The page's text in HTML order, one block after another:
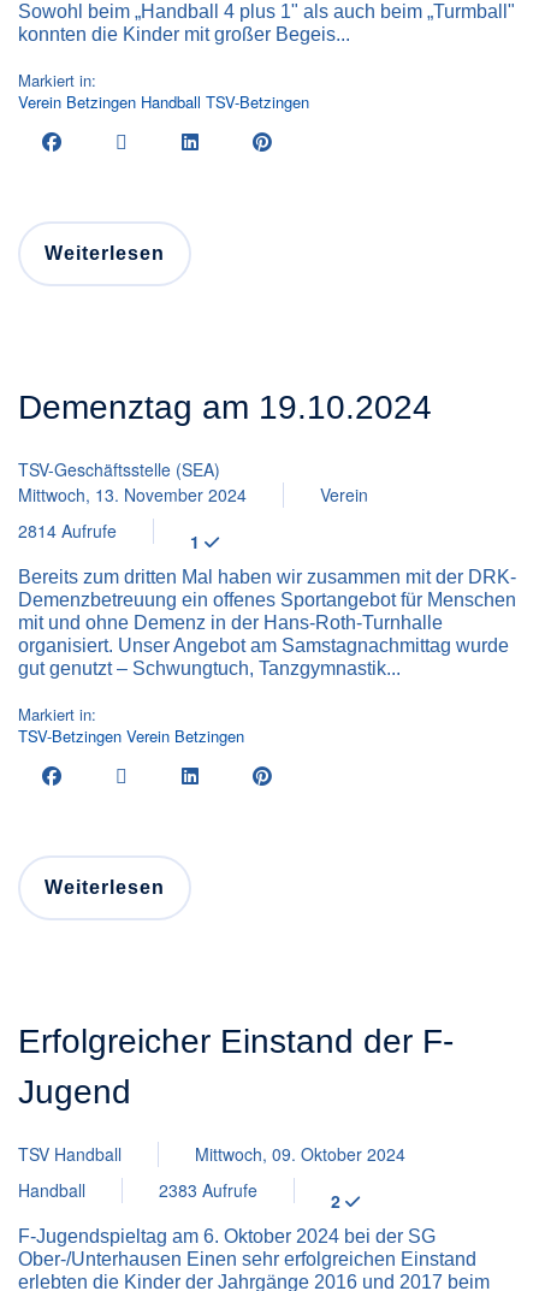
Sowohl beim „Handball 4 plus 1" als auch beim „Turmball"
konnten die Kinder mit großer Begeis...
Markiert in:
Verein Betzingen Handball TSV-Betzingen
Weiterlesen
Demenztag am 19.10.2024
TSV-Geschäftsstelle (SEA)
Mittwoch, 13. November 2024
Verein
2814 Aufrufe
1
Bereits zum dritten Mal haben wir zusammen mit der DRK-
Demenzbetreuung ein offenes Sportangebot für Menschen
mit und ohne Demenz in der Hans-Roth-Turnhalle
organisiert. Unser Angebot am Samstagnachmittag wurde
gut genutzt – Schwungtuch, Tanzgymnastik...
Markiert in:
TSV-Betzingen Verein Betzingen
Weiterlesen
Erfolgreicher Einstand der F-
Jugend
TSV Handball
Mittwoch, 09. Oktober 2024
Handball
2383 Aufrufe 2
F-Jugendspieltag am 6. Oktober 2024 bei der SG
Ober-/Unterhausen Einen sehr erfolgreichen Einstand
erlebten die Kinder der Jahrgänge 2016 und 2017 beim